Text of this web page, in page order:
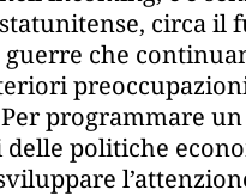
circa il
che
programmare
politiche